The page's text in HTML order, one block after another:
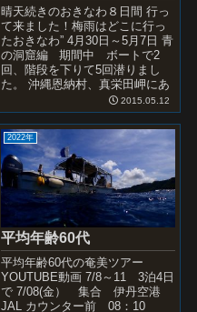
晴天続きのおきなわ８日間 行っ
て来ました！梅雨はどこに行っ
たおきなわ” 4月30日～5月7日 青
の洞窟編 期間中 ボートで2
回、階段を下りて5回潜りまし
た。 沖縄恩納村、真栄田岬にあ
る「青の洞窟」 今や言わずと知
れ...
2015.05.12
2022年
平均年齢60代
平均年齢60代の奄美ツアー
YOUTUBE動画 7/8～11 3泊4日
で 7/08(金） 集合 伊丹空港
JAL カウンター前 08：10